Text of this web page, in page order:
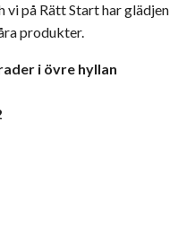
på Rätt Start har glädjen
produkter.
i övre hyllan